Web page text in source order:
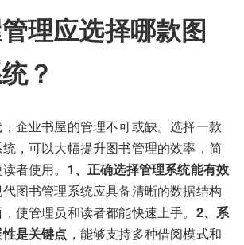
理应选择哪款图
？
企业书屋的管理不可或缺。选择一款
，可以大幅提升图书管理的效率，简
者使用。 1、正确选择管理系统能有效
图书管理系统应具备清晰的数据结构
使管理员和读者都能快速上手。 2、系
是关键点 ，能够支持多种借阅模式和